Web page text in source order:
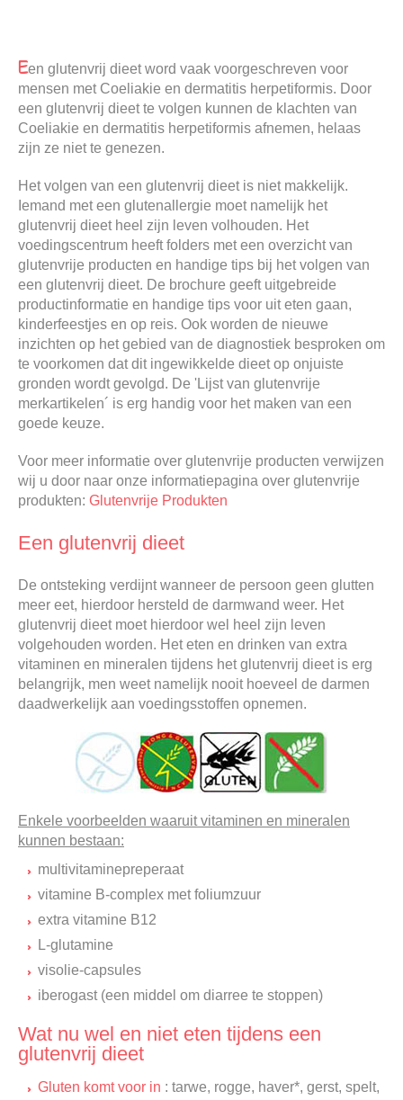
Een glutenvrij dieet word vaak voorgeschreven voor
mensen met Coeliakie en dermatitis herpetiformis. Door
een glutenvrij dieet te volgen kunnen de klachten van
Coeliakie en dermatitis herpetiformis afnemen, helaas
zijn ze niet te genezen.
Het volgen van een glutenvrij dieet is niet makkelijk.
Iemand met een glutenallergie moet namelijk het
glutenvrij dieet heel zijn leven volhouden. Het
voedingscentrum heeft folders met een overzicht van
glutenvrije producten en handige tips bij het volgen van
een glutenvrij dieet. De brochure geeft uitgebreide
productinformatie en handige tips voor uit eten gaan,
kinderfeestjes en op reis. Ook worden de nieuwe
inzichten op het gebied van de diagnostiek besproken om
te voorkomen dat dit ingewikkelde dieet op onjuiste
gronden wordt gevolgd. De 'Lijst van glutenvrije
merkartikelen´ is erg handig voor het maken van een
goede keuze.
Voor meer informatie over glutenvrije producten verwijzen
wij u door naar onze informatiepagina over glutenvrije
produkten: Glutenvrije Produkten
Een glutenvrij dieet
De ontsteking verdijnt wanneer de persoon geen glutten
meer eet, hierdoor hersteld de darmwand weer. Het
glutenvrij dieet moet hierdoor wel heel zijn leven
volgehouden worden. Het eten en drinken van extra
vitaminen en mineralen tijdens het glutenvrij dieet is erg
belangrijk, men weet namelijk nooit hoeveel de darmen
daadwerkelijk aan voedingsstoffen opnemen.
Enkele voorbeelden waaruit vitaminen en mineralen
kunnen bestaan:
multivitaminepreperaat
vitamine B-complex met foliumzuur
extra vitamine B12
L-glutamine
visolie-capsules
iberogast (een middel om diarree te stoppen)
Wat nu wel en niet eten tijdens een
glutenvrij dieet
Gluten komt voor in : tarwe, rogge, haver*, gerst, spelt,